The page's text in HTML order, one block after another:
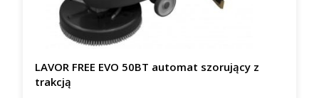
LAVOR FREE EVO 50BT automat szorujący z
trakcją